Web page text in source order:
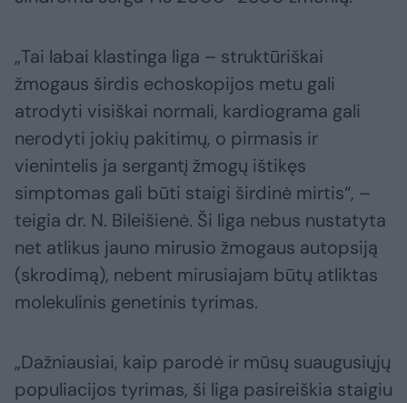
„Tai labai klastinga liga – struktūriškai
žmogaus širdis echoskopijos metu gali
atrodyti visiškai normali, kardiograma gali
nerodyti jokių pakitimų, o pirmasis ir
vienintelis ja sergantį žmogų ištikęs
simptomas gali būti staigi širdinė mirtis“, –
teigia dr. N. Bileišienė. Ši liga nebus nustatyta
net atlikus jauno mirusio žmogaus autopsiją
(skrodimą), nebent mirusiajam būtų atliktas
molekulinis genetinis tyrimas.
„Dažniausiai, kaip parodė ir mūsų suaugusiųjų
populiacijos tyrimas, ši liga pasireiškia staigiu